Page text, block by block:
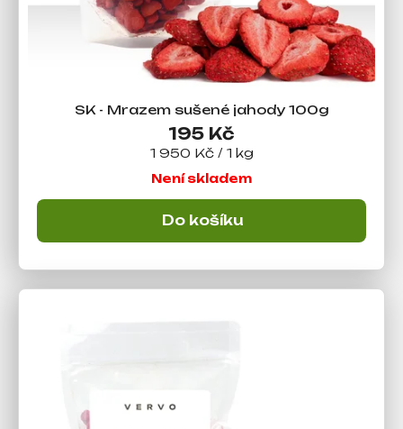
SK - Mrazem sušené jahody 100g
195 Kč
Měrná
1 950 Kč / 1 kg
Není skladem
Do košíku